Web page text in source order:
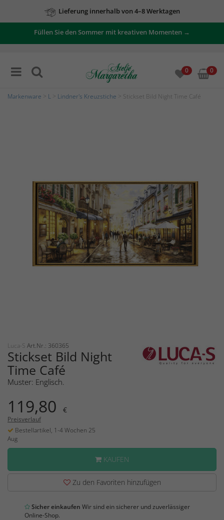
Lieferung innerhalb von 4–8 Werktagen
Füllen Sie den Sommer mit kreativen Momenten →
0 0
Markenware L Lindner's Kreuzstiche > Stickset Bild Night Time Café
Luca-S Art.Nr.: 360365
Stickset Bild Night
Time Café
Muster: Englisch.
119,80 €
Preisverlauf
Bestellartikel, 1-4 Wochen 25
Aug
KAUFEN
Zu den Favoriten hinzufügen
Sicher einkaufen Wir sind ein sicherer und zuverlässiger
Online-Shop.